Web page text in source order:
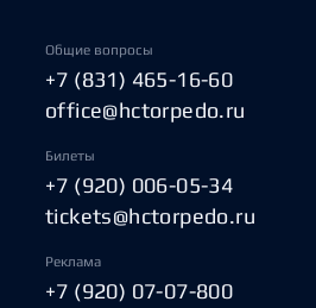
Общие вопросы
+7 (831) 465-16-60
office@hctorpedo.ru
Билеты
+7 (920) 006-05-34
tickets@hctorpedo.ru
Реклама
+7 (920) 07-07-800